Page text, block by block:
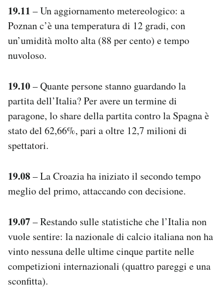
19.11 – Un aggiornamento metereologico: a
Poznan c’è una temperatura di 12 gradi, con
un’umidità molto alta (88 per cento) e tempo
nuvoloso.
19.10– Quante persone stanno guardando la
partita dell’Italia? Per avere un termine di
paragone, lo share della partita contro la Spagna è
stato del 62,66%, pari a oltre 12,7 milioni di
spettatori.
19.08– La Croazia ha iniziato il secondo tempo
meglio del primo, attaccando con decisione.
19.07– Restando sulle statistiche che l’Italia non
vuole sentire: la nazionale di calcio italiana non ha
vinto nessuna delle ultime cinque partite nelle
competizioni internazionali (quattro pareggi e una
sconfitta).